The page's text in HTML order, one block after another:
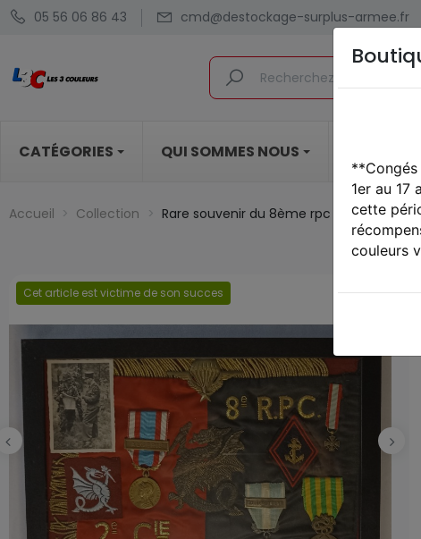
05 56 06 86 43 cmd@destockage-surplus-armee.fr
CATÉGORIES QUI SOMMES NOUS
Accueil Collection Rare souvenir du 8ème rpc fanion
Cet article est victime de son succes
**Congés
1er au 17
cette
couleurs